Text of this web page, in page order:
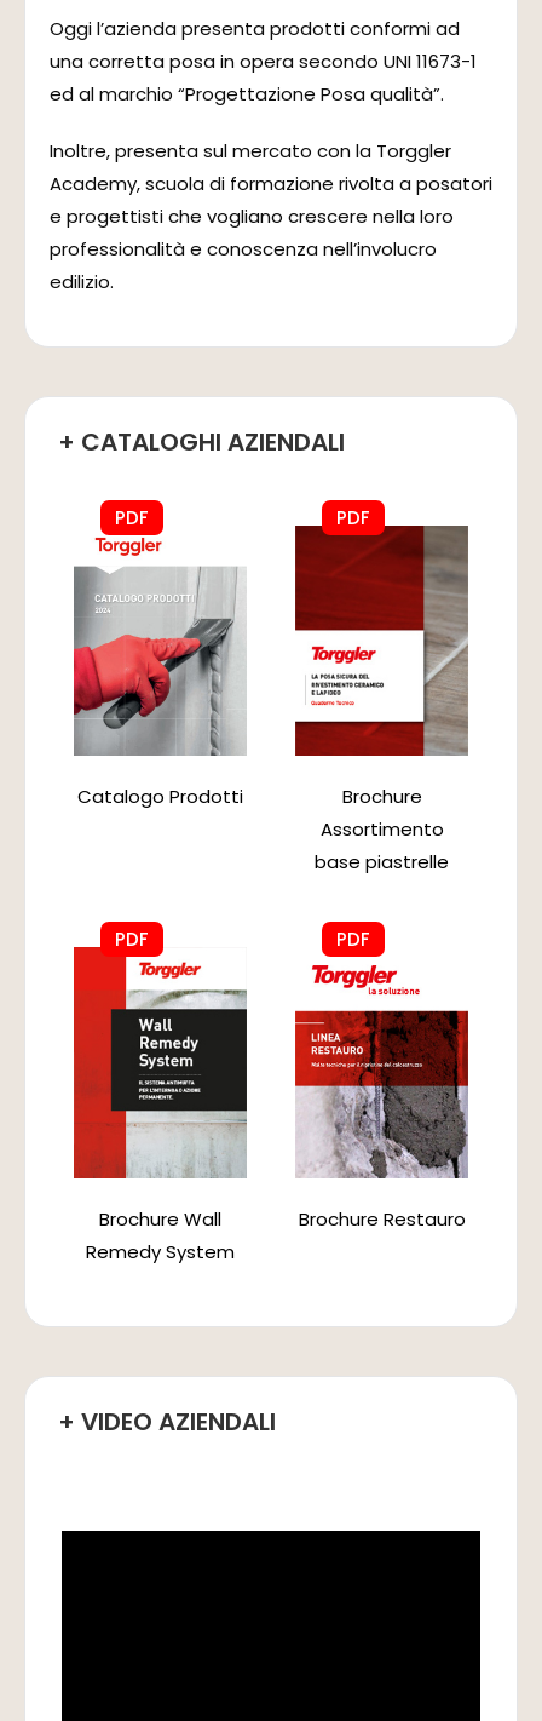
Oggi l’azienda presenta prodotti conformi ad
una corretta posa in opera secondo UNI 11673-1
ed al marchio “Progettazione Posa qualità”.
Inoltre, presenta sul mercato con la Torggler
Academy, scuola di formazione rivolta a posatori
e progettisti che vogliano crescere nella loro
professionalità e conoscenza nell’involucro
edilizio.
+ CATALOGHI AZIENDALI
PDF
Catalogo Prodotti
PDF
Brochure
Assortimento
base piastrelle
PDF
Brochure Wall
Remedy System
PDF
Brochure Restauro
+ VIDEO AZIENDALI